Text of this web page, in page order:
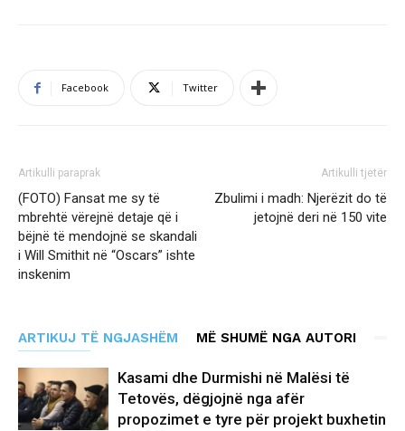
Facebook Twitter
Artikulli paraprak
(FOTO) Fansat me sy të
mbrehtë vërejnë detaje që i
bëjnë të mendojnë se skandali
i Will Smithit në “Oscars” ishte
inskenim
Artikulli tjetër
Zbulimi i madh: Njerëzit do të
jetojnë deri në 150 vite
ARTIKUJ TË NGJASHËM MË SHUMË NGA AUTORI
Kasami dhe Durmishi në Malësi të
Tetovës, dëgjojnë nga afër
propozimet e tyre për projekt buxhetin